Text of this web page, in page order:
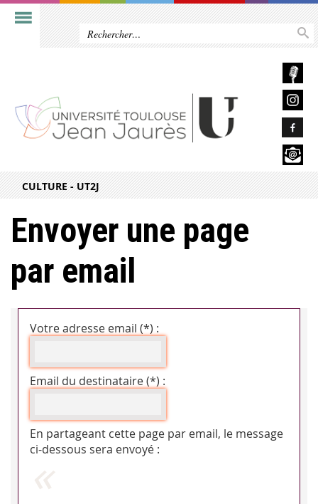
CULTURE - UT2J
Envoyer une page
par email
Votre adresse email (*) :
Email du destinataire (*) :
En partageant cette page par email, le message
ci-dessous sera envoyé :